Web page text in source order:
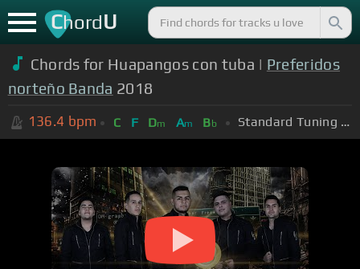
ChordU
Chords for Huapangos con tuba | Preferidos
norteño Banda 2018
136.4 bpm C F Dm Am Bb Standard Tuning (EADGBE)